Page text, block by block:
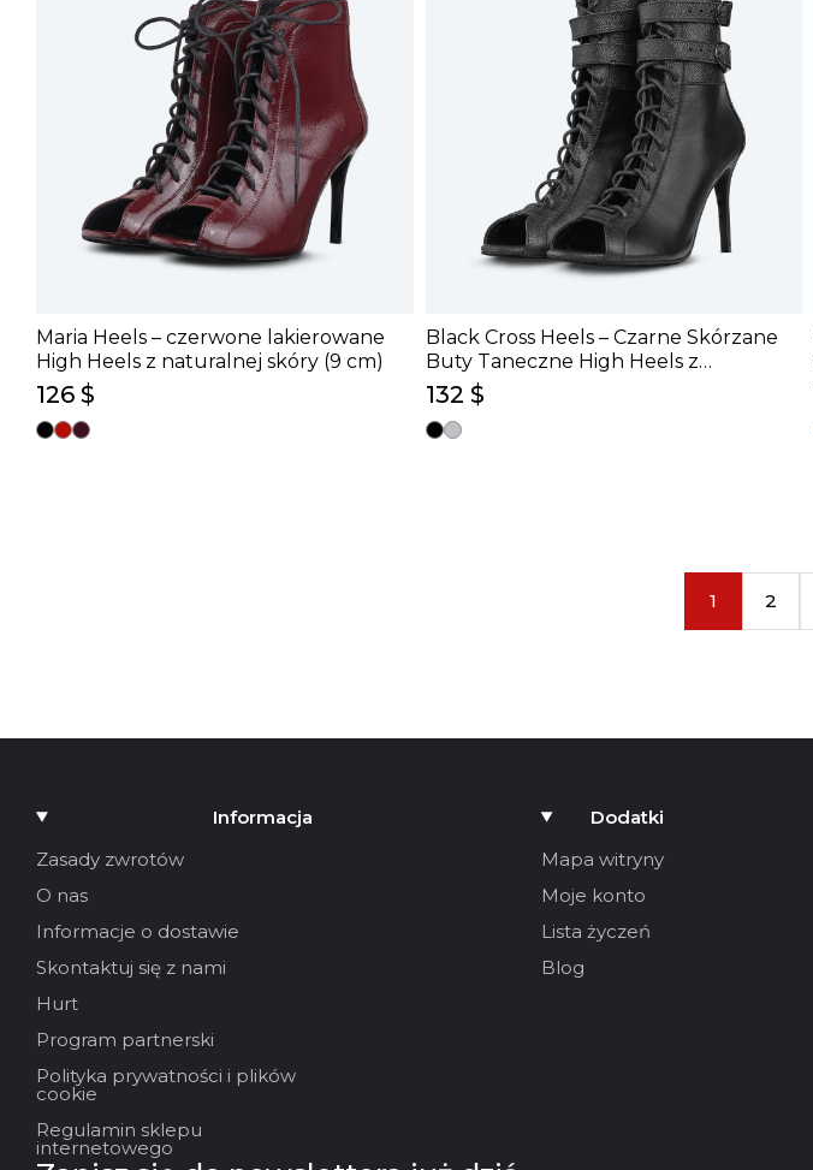
Maria Heels – czerwone lakierowane
High Heels z naturalnej skóry (9 cm)
126 $
Black Cross Heels – Czarne Skórzane
Buty Taneczne High Heels z
Podwójnym Zapięciem (9 cm)
132 $
1 2
Informacja
Zasady zwrotów
O nas
Informacje o dostawie
Skontaktuj się z nami
Hurt
Program partnerski
Polityka prywatności i plików
cookie
Regulamin sklepu
internetowego
Dodatki
Mapa witryny
Moje konto
Lista życzeń
Blog